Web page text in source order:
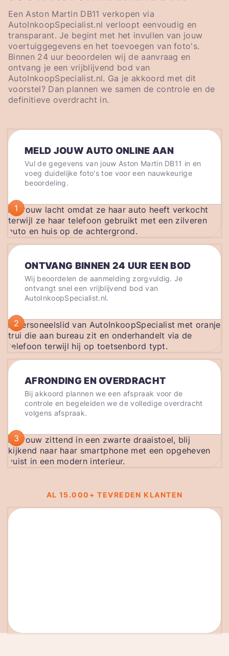
Een Aston Martin DB11 verkopen via
AutoInkoopSpecialist.nl verloopt eenvoudig en
transparant. Je begint met het invullen van jouw
voertuiggegevens en het toevoegen van foto's.
Binnen 24 uur beoordelen wij de aanvraag en
ontvang je een vrijblijvend bod van
AutoInkoopSpecialist.nl. Ga je akkoord met dit
voorstel? Dan plannen we samen de controle en de
definitieve overdracht in.
MELD JOUW AUTO ONLINE AAN
Vul de gegevens van jouw Aston Martin DB11 in en
voeg duidelijke foto's toe voor een nauwkeurige
beoordeling.
1
ONTVANG BINNEN 24 UUR EEN BOD
Wij beoordelen de aanmelding zorgvuldig. Je
ontvangt snel een vrijblijvend bod van
AutoInkoopSpecialist.nl.
2
AFRONDING EN OVERDRACHT
Bij akkoord plannen we een afspraak voor de
controle en begeleiden we de volledige overdracht
volgens afspraak.
3
AL 15.000+ TEVREDEN KLANTEN